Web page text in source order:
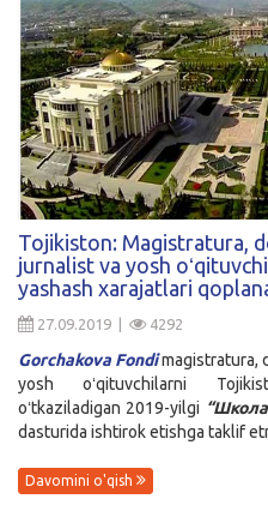
Blog
Yana
Qidirish
Kirish
Tojikiston: Magistratura,
jurnalist va yosh
yashash xarajatlari
27.09.2019 | 4292
Gorchakova Fondimagistratura,
yosh oʻqituvchilarni
oʻtkaziladigan 2019-yilgi
dasturida ishtirok etishga taklif
Davomini o'qish